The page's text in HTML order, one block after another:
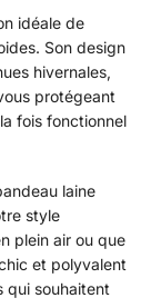
idéale de
Son design
hivernales,
protégeant
fois fonctionnel
laine
style
plein air ou que
et polyvalent
qui souhaitent